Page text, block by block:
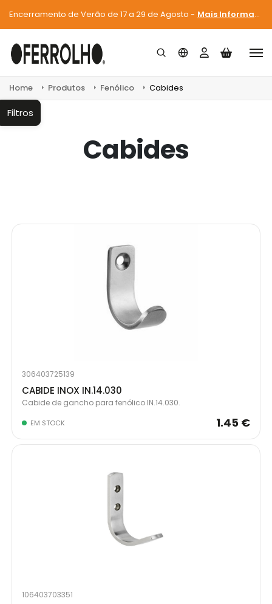
Encerramento de Verão de 17 a 29 de Agosto - Mais Informações
Home Produtos Fenólico Cabides
Cabides
Filtros
306403725139
CABIDE INOX IN.14.030
Cabide de gancho para fenólico IN.14.030.
EM STOCK 1.45 €
106403703351